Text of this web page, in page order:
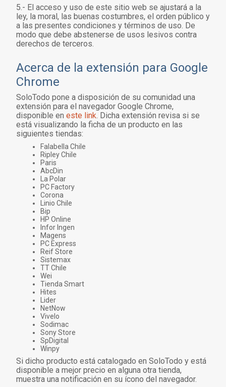
5.- El acceso y uso de este sitio web se ajustará a la
ley, la moral, las buenas costumbres, el orden público y
a las presentes condiciones y términos de uso. De
modo que debe abstenerse de usos lesivos contra
derechos de terceros.
Acerca de la extensión para Google
Chrome
SoloTodo pone a disposición de su comunidad una
extensión para el navegador Google Chrome,
disponible en este link. Dicha extensión revisa si se
está visualizando la ficha de un producto en las
siguientes tiendas:
Falabella Chile
Ripley Chile
Paris
AbcDin
La Polar
PC Factory
Corona
Linio Chile
Bip
HP Online
Infor Ingen
Magens
PC Express
Reif Store
Sistemax
TT Chile
Wei
Tienda Smart
Hites
Lider
NetNow
Vivelo
Sodimac
Sony Store
SpDigital
Winpy
Si dicho producto está catalogado en SoloTodo y está
disponible a mejor precio en alguna otra tienda,
muestra una notificación en su ícono del navegador.